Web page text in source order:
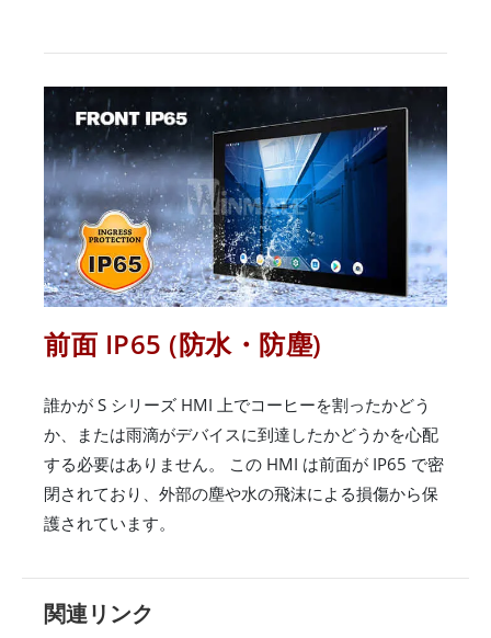
前面 IP65 (防水・防塵)
誰かが S シリーズ HMI 上でコーヒーを割ったかどう
か、または雨滴がデバイスに到達したかどうかを心配
する必要はありません。 この HMI は前面が IP65 で密
閉されており、外部の塵や水の飛沫による損傷から保
護されています。
関連リンク